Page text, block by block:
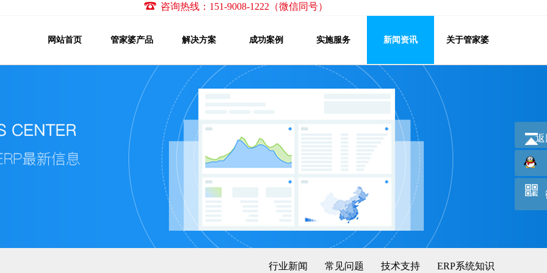
返
咨询热线：151-9008-1222（微信同号）
网站首页 管家婆产品 解决方案 成功案例 实施服务 新闻资讯 关于管家婆
行业新闻 常见问题 技术支持 ERP系统知识